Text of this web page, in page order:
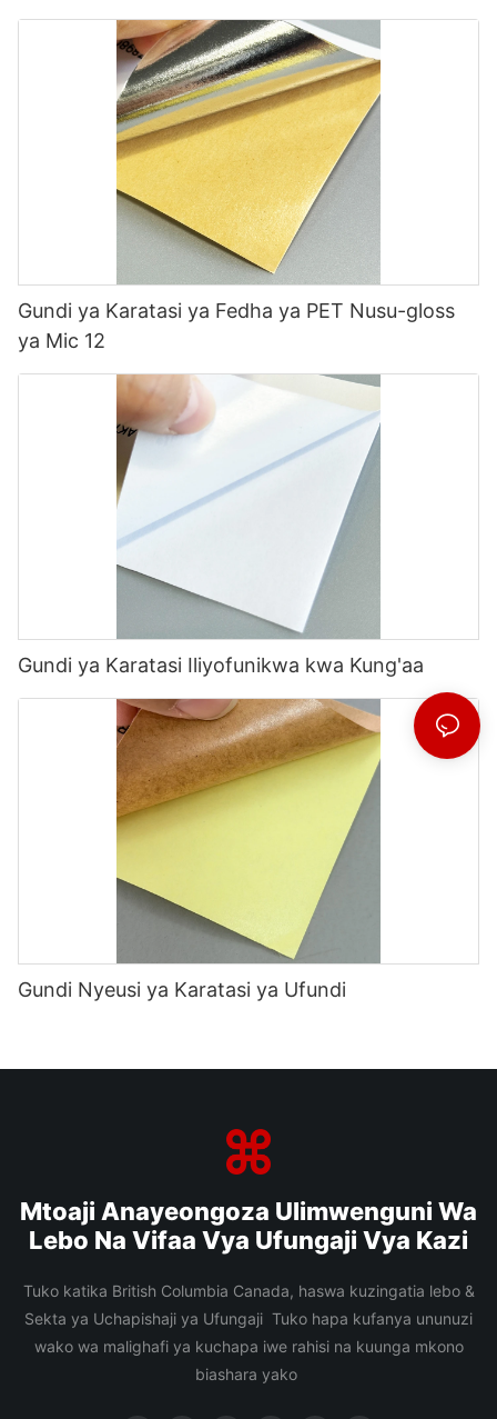
Gundi ya Karatasi ya Fedha ya PET Nusu-gloss
ya Mic 12
Gundi ya Karatasi Iliyofunikwa kwa Kung'aa
Gundi Nyeusi ya Karatasi ya Ufundi
Mtoaji Anayeongoza Ulimwenguni Wa
Lebo Na Vifaa Vya Ufungaji Vya Kazi
Tuko katika British Columbia Canada, haswa kuzingatia lebo &
Sekta ya Uchapishaji ya Ufungaji Tuko hapa kufanya ununuzi
wako wa malighafi ya kuchapa iwe rahisi na kuunga mkono
biashara yako